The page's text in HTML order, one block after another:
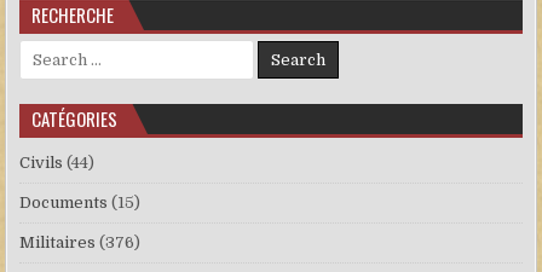
RECHERCHE
Search for:
CATÉGORIES
Civils (44)
Documents (15)
Militaires (376)